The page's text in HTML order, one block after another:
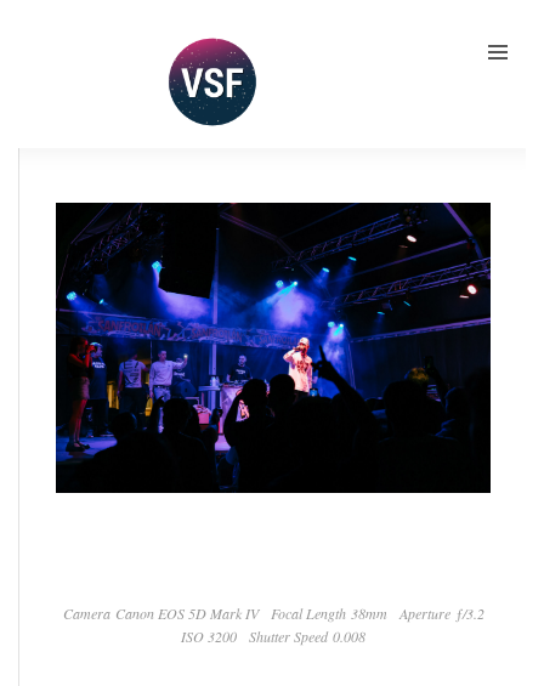
Camera Canon EOS 5D Mark IV Focal Length 38mm
Aperture ƒ/3.2
ISO 3200
Shutter Speed 0.008